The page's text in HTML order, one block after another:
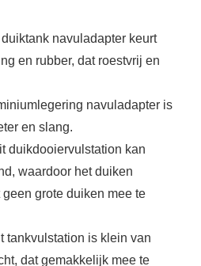
navuladapter keurt
en rubber, dat roestvrij en
navuladapter is
en slang.
duikdooiervulstation kan
waardoor het duiken
grote duiken mee te
tankvulstation is klein van
dat gemakkelijk mee te